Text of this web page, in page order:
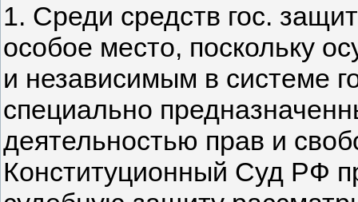
1. Среди средств гос.
особое место, поскольку
и независимым в системе
специально
деятельностью прав и
Конституционный Суд РФ